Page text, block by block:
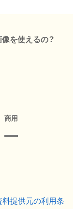
を使えるの？
商用
料提供元の利用条